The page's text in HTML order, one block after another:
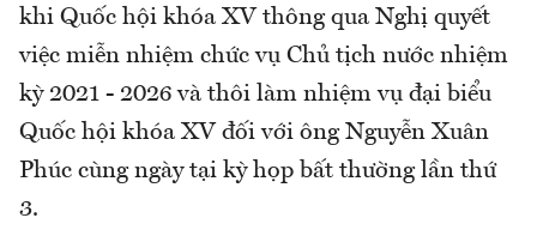
khi Quốc hội khóa XV thông qua Nghị quyết
việc miễn nhiệm chức vụ Chủ tịch nước nhiệm
kỳ 2021 - 2026 và thôi làm nhiệm vụ đại biểu
Quốc hội khóa XV đối với ông Nguyễn Xuân
Phúc cùng ngày tại kỳ họp bất thường lần thứ
3.